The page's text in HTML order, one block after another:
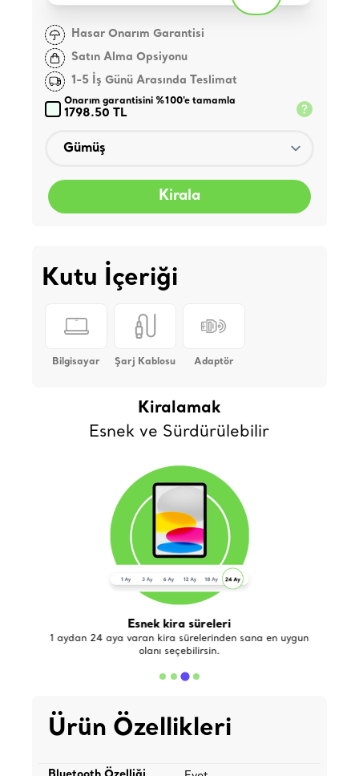
Hasar Onarım Garantisi
Satın Alma Opsiyonu
1-5 İş Günü Arasında Teslimat
Onarım garantisini %100'e tamamla
1798.50 TL
Kirala
Kutu İçeriği
Bilgisayar Şarj Kablosu Adaptör
Kiralamak
Esnek ve Sürdürülebilir
Esnek kira süreleri
1 aydan 24 aya varan kira sürelerinden sana en uygun
olanı seçebilirsin.
Ürün Özellikleri